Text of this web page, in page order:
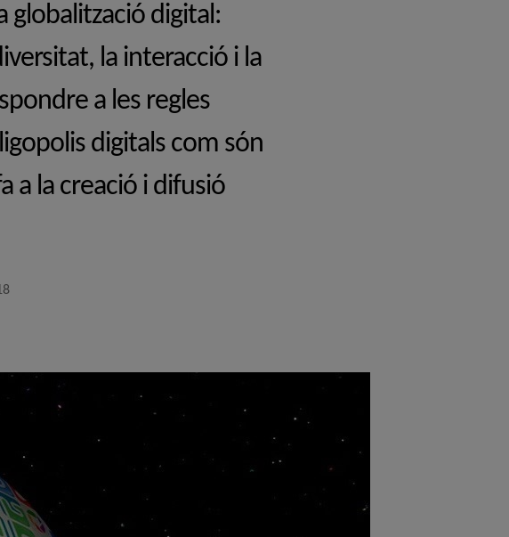
globalització digital:
la interacció i la
a les regles
digitals com són
a la creació i difusió